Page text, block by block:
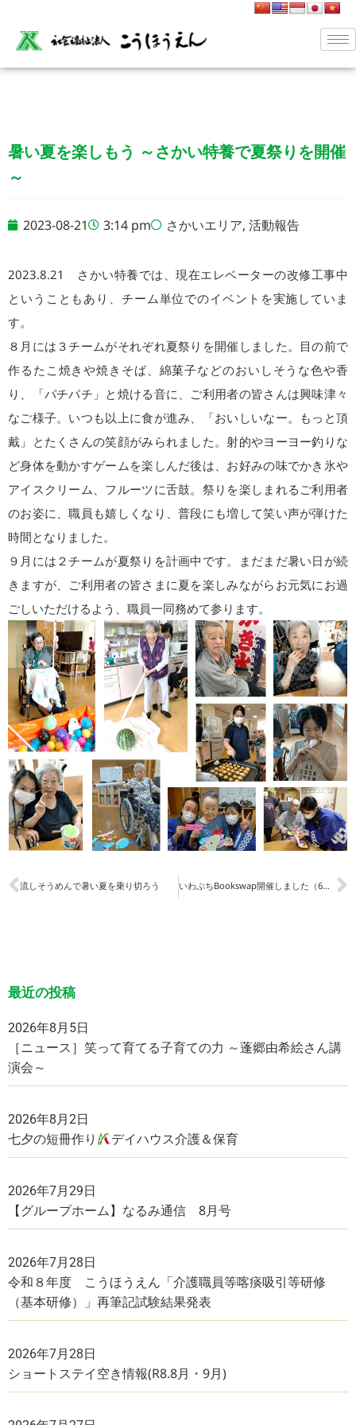
暑い夏を楽しもう ～さかい特養で夏祭りを開催
～
2023-08-21 3:14 pm さかいエリア, 活動報告
2023.8.21 さかい特養では、現在エレベーターの改修工事中
ということもあり、チーム単位でのイベントを実施していま
す。
８月には３チームがそれぞれ夏祭りを開催しました。目の前で
作るたこ焼きや焼きそば、綿菓子などのおいしそうな色や香
り、「パチパチ」と焼ける音に、ご利用者の皆さんは興味津々
なご様子。いつも以上に食が進み、「おいしいなー。もっと頂
戴」とたくさんの笑顔がみられました。射的やヨーヨー釣りな
ど身体を動かすゲームを楽しんだ後は、お好みの味でかき氷や
アイスクリーム、フルーツに舌鼓。祭りを楽しまれるご利用者
のお姿に、職員も嬉しくなり、普段にも増して笑い声が弾けた
時間となりました。
９月には２チームが夏祭りを計画中です。まだまだ暑い日が続
きますが、ご利用者の皆さまに夏を楽しみながらお元気にお過
ごしいただけるよう、職員一同務めて参ります。
流しそうめんで暑い夏を乗り切ろう いわぶちBookswap開催しました（6月、7月）
最近の投稿
2026年8月5日
［ニュース］笑って育てる子育ての力 ～蓬郷由希絵さん講
演会～
2026年8月2日
七夕の短冊作り デイハウス介護＆保育
2026年7月29日
【グループホーム】なるみ通信 8月号
2026年7月28日
令和８年度 こうほうえん「介護職員等喀痰吸引等研修
（基本研修）」再筆記試験結果発表
2026年7月28日
ショートステイ空き情報(R8.8月・9月)